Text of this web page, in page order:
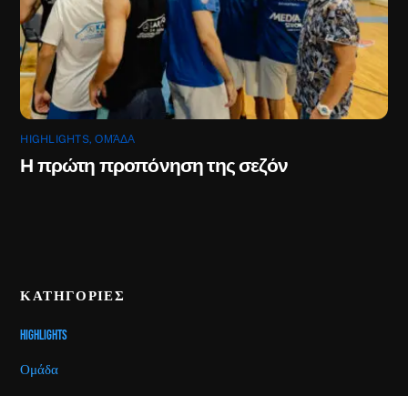
HIGHLIGHTS,ΟΜΆΔΑ
Η πρώτη προπόνηση της σεζόν
ΚΑΤΗΓΟΡΙΕΣ
Highlights
Ομάδα